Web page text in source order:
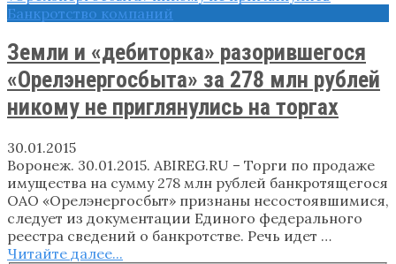
Банкротство компаний
Земли и «дебиторка» разорившегося
«Орелэнергосбыта» за 278 млн рублей
никому не приглянулись на торгах
30.01.2015
Воронеж. 30.01.2015. ABIREG.RU – Торги по продаже
имущества на сумму 278 млн рублей банкротящегося
ОАО «Орелэнергосбыт» признаны несостоявшимися,
следует из документации Единого федерального
реестра сведений о банкротстве. Речь идет …
Читайте далее...